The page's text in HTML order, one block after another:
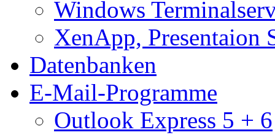
Windows
XenApp, Presentaion
Datenbanken
E-Mail-Programme
Outlook Express 5 + 6